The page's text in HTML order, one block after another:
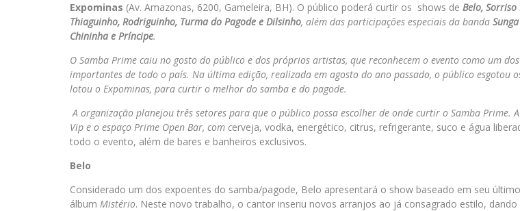
Expominas (Av. Amazonas, 6200, Gameleira, BH). O público poderá curtir os shows de Belo,
Thiaguinho, Rodriguinho, Turma do Pagode e Dilsinho, além das participações especiais da banda
Chininha e Príncipe.
O Samba Prime caiu no gosto do público e dos próprios artistas, que reconhecem o evento como um
importantes de todo o país. Na última edição, realizada em agosto do ano passado, o público esgotou
lotou o Expominas, para curtir o melhor do samba e do pagode.
A organização planejou três setores para que o público possa escolher de onde curtir o Samba Prime.
Vip e o espaço Prime Open Bar, com cerveja, vodka, energético, citrus, refrigerante, suco e água
todo o evento, além de bares e banheiros exclusivos.
Belo
Considerado um dos expoentes do samba/pagode, Belo apresentará o show baseado em seu último
álbum Mistério. Neste novo trabalho, o cantor inseriu novos arranjos ao já consagrado estilo,